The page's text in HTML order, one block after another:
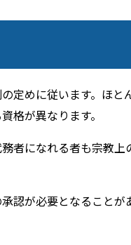
定めに従います。ほと
格が異なります。
者になれる者も宗教上
認が必要となることが